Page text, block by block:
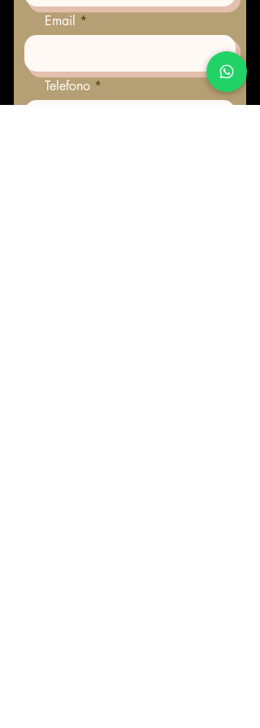
Email
Telefono